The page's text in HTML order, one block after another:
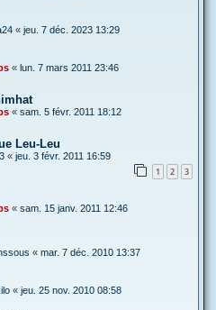
« jeu. 7 déc. 2023 13:29
« lun. 7 mars 2011 23:46
« sam. 5 févr. 2011 18:12
Leu-Leu
« jeu. 3 févr. 2011 16:59
1 2 3
« sam. 15 janv. 2011 12:46
« mar. 7 déc. 2010 13:37
« jeu. 25 nov. 2010 08:58